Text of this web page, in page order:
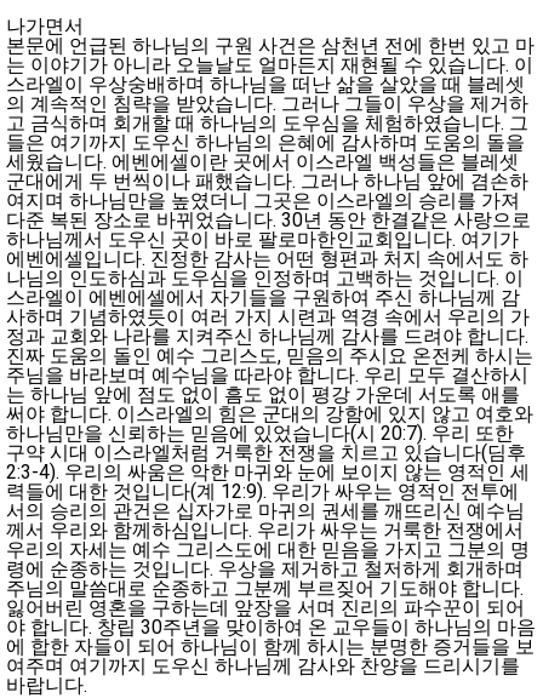
나가면서
본문에 언급된 하나님의 구원 사건은 삼천년 전에 한번 있고 마
는 이야기가 아니라 오늘날도 얼마든지 재현될 수 있습니다. 이
스라엘이 우상숭배하며 하나님을 떠난 삶을 살았을 때 블레셋
의 계속적인 침략을 받았습니다. 그러나 그들이 우상을 제거하
고 금식하며 회개할 때 하나님의 도우심을 체험하였습니다. 그
들은 여기까지 도우신 하나님의 은혜에 감사하며 도움의 돌을
세웠습니다. 에벤에셀이란 곳에서 이스라엘 백성들은 블레셋
군대에게 두 번씩이나 패했습니다. 그러나 하나님 앞에 겸손하
여지며 하나님만을 높였더니 그곳은 이스라엘의 승리를 가져
다준 복된 장소로 바뀌었습니다. 30년 동안 한결같은 사랑으로
하나님께서 도우신 곳이 바로 팔로마한인교회입니다. 여기가
에벤에셀입니다. 진정한 감사는 어떤 형편과 처지 속에서도 하
나님의 인도하심과 도우심을 인정하며 고백하는 것입니다. 이
스라엘이 에벤에셀에서 자기들을 구원하여 주신 하나님께 감
사하며 기념하였듯이 여러 가지 시련과 역경 속에서 우리의 가
정과 교회와 나라를 지켜주신 하나님께 감사를 드려야 합니다.
진짜 도움의 돌인 예수 그리스도, 믿음의 주시요 온전케 하시는
주님을 바라보며 예수님을 따라야 합니다. 우리 모두 결산하시
는 하나님 앞에 점도 없이 흠도 없이 평강 가운데 서도록 애를
써야 합니다. 이스라엘의 힘은 군대의 강함에 있지 않고 여호와
하나님만을 신뢰하는 믿음에 있었습니다(시 20:7). 우리 또한
구약 시대 이스라엘처럼 거룩한 전쟁을 치르고 있습니다(딤후
2:3-4). 우리의 싸움은 악한 마귀와 눈에 보이지 않는 영적인 세
력들에 대한 것입니다(계 12:9). 우리가 싸우는 영적인 전투에
서의 승리의 관건은 십자가로 마귀의 권세를 깨뜨리신 예수님
께서 우리와 함께하심입니다. 우리가 싸우는 거룩한 전쟁에서
우리의 자세는 예수 그리스도에 대한 믿음을 가지고 그분의 명
령에 순종하는 것입니다. 우상을 제거하고 철저하게 회개하며
주님의 말씀대로 순종하고 그분께 부르짖어 기도해야 합니다.
잃어버린 영혼을 구하는데 앞장을 서며 진리의 파수꾼이 되어
야 합니다. 창립 30주년을 맞이하여 온 교우들이 하나님의 마음
에 합한 자들이 되어 하나님이 함께 하시는 분명한 증거들을 보
여주며 여기까지 도우신 하나님께 감사와 찬양을 드리시기를
바랍니다.